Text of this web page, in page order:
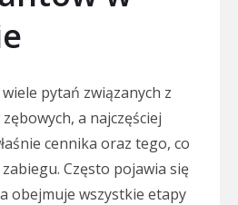
pytań związanych z
a najczęściej
cennika oraz tego, co
Często pojawia się
obejmuje wszystkie etapy